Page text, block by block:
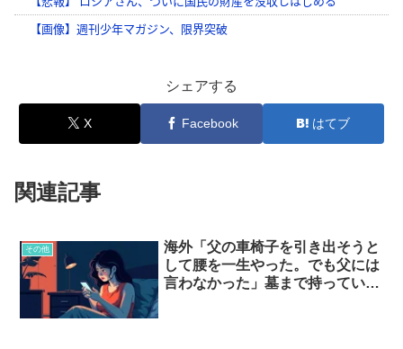
シェアする
X Facebook はてブ
関連記事
その他
海外「父の車椅子を引き出そうと
して腰を一生やった。でも父には
言わなかった」墓まで持っていく